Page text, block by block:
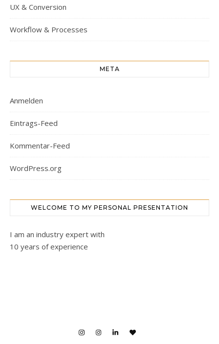
UX & Conversion
Workflow & Processes
META
Anmelden
Eintrags-Feed
Kommentar-Feed
WordPress.org
WELCOME TO MY PERSONAL PRESENTATION
I am an industry expert with
10 years of experience